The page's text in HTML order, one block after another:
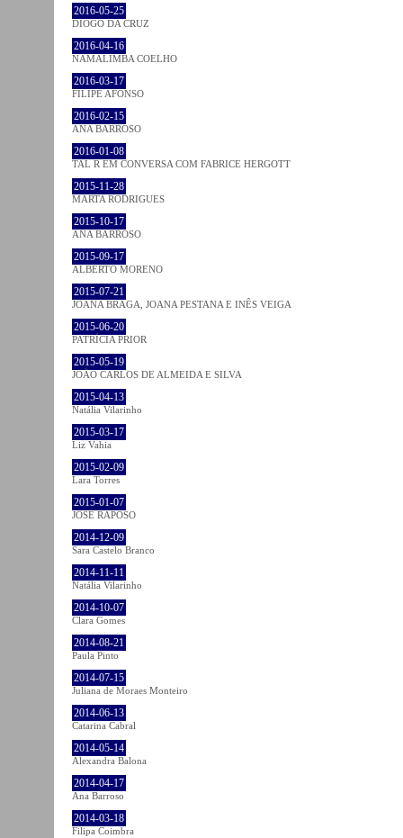
2016-05-25
DIOGO DA CRUZ
2016-04-16
NAMALIMBA COELHO
2016-03-17
FILIPE AFONSO
2016-02-15
ANA BARROSO
2016-01-08
TAL R EM CONVERSA COM FABRICE HERGOTT
2015-11-28
MARTA RODRIGUES
2015-10-17
ANA BARROSO
2015-09-17
ALBERTO MORENO
2015-07-21
JOANA BRAGA, JOANA PESTANA E INÊS VEIGA
2015-06-20
PATRÍCIA PRIOR
2015-05-19
JOÃO CARLOS DE ALMEIDA E SILVA
2015-04-13
Natália Vilarinho
2015-03-17
Liz Vahia
2015-02-09
Lara Torres
2015-01-07
JOSÉ RAPOSO
2014-12-09
Sara Castelo Branco
2014-11-11
Natália Vilarinho
2014-10-07
Clara Gomes
2014-08-21
Paula Pinto
2014-07-15
Juliana de Moraes Monteiro
2014-06-13
Catarina Cabral
2014-05-14
Alexandra Balona
2014-04-17
Ana Barroso
2014-03-18
Filipa Coimbra